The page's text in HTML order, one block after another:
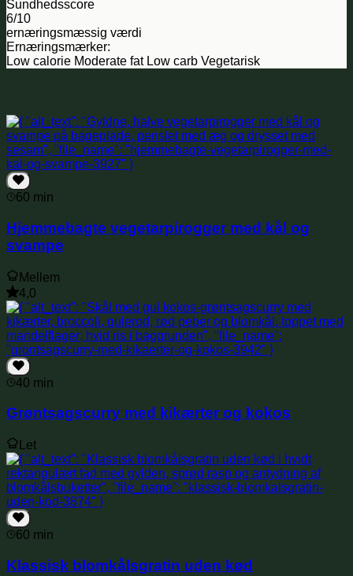
Sundhedsscore
6/10
ernæringsmæssig værdi
Ernæringsmærker:
Low calorie Moderate fat Low carb Vegetarisk
60 min
Hjemmebagte vegetarpirogger med kål og
svampe
Mellem
4,0
40 min
Grøntsagscurry med kikærter og kokos
Let
60 min
Klassisk blomkålsgratin uden kød